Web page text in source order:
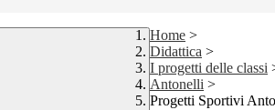
Home >
Didattica >
I progetti delle classi
Antonelli >
Progetti Sportivi